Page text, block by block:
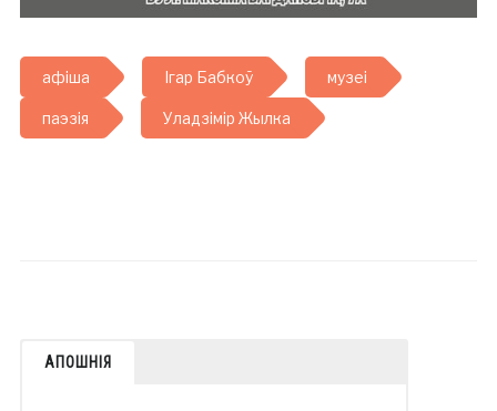
афіша Ігар Бабкоў музеі
паэзія Уладзімір Жылка
АПОШНІЯ